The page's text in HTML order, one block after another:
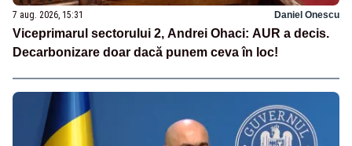
7 aug. 2026, 15:31 Daniel Onescu
Viceprimarul sectorului 2, Andrei Ohaci: AUR a decis.
Decarbonizare doar dacă punem ceva în loc!